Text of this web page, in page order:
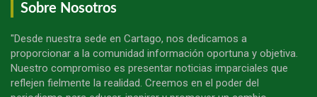
Sobre Nosotros
"Desde nuestra sede en Cartago, nos dedicamos a
proporcionar a la comunidad información oportuna y objetiva.
Nuestro compromiso es presentar noticias imparciales que
reflejen fielmente la realidad. Creemos en el poder del